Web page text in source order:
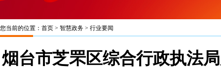
您当前的位置： 首页 > 智慧政务 > 行业要闻
烟台市芝罘区综合行政执法